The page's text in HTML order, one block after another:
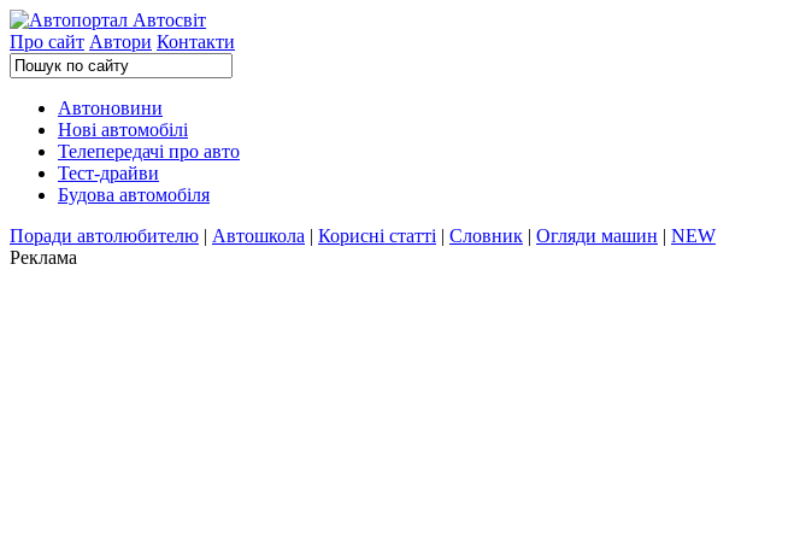
Про сайт Автори Контакти
Автоновини
Нові автомобілі
Телепередачі про авто
Тест-драйви
Будова автомобіля
Поради автолюбителю | Автошкола | Корисні статті | Словник | Огляди машин | NEW
Реклама